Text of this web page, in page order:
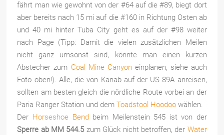
fährt man wie gewohnt von der #64 auf die #89, biegt dort
aber bereits nach 15 mi auf die #160 in Richtung Osten ab
und 40 mi hinter Tuba City geht es auf der #98 weiter
nach Page (Tipp: Damit die vielen zusätzlichen Meilen
nicht ganz umsonst sind, könnte man einen kurzen
Abstecher zum Coal Mine Canyoneinplanen, siehe auch
Foto oben!). Alle, die von Kanab auf der US 89A anreisen,
sollten am besten gleich die nördliche Route vorbei an der
Paria Ranger Station und demToadstool Hoodoo wählen.
Der Horseshoe Bendbeim Meilenstein 545 ist von der
Sperre ab MM 544.5zum Glück nicht betroffen, der Water